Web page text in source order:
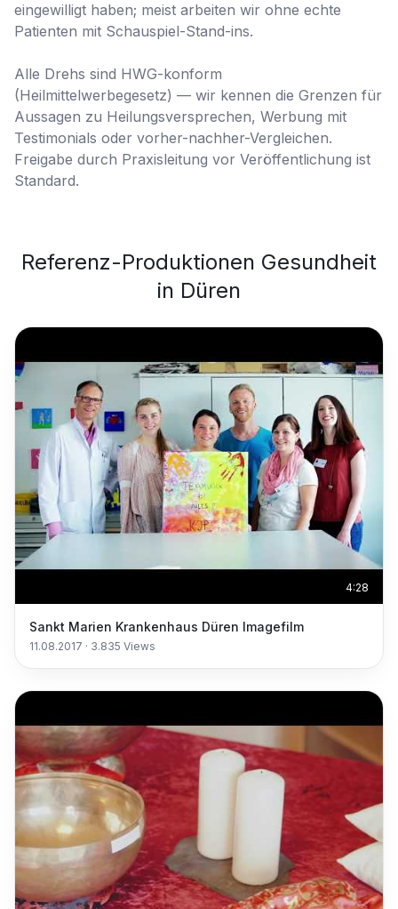
eingewilligt haben; meist arbeiten wir ohne echte
Patienten mit Schauspiel-Stand-ins.
Alle Drehs sind HWG-konform
(Heilmittelwerbegesetz) — wir kennen die Grenzen für
Aussagen zu Heilungsversprechen, Werbung mit
Testimonials oder vorher-nachher-Vergleichen.
Freigabe durch Praxisleitung vor Veröffentlichung ist
Standard.
Referenz-Produktionen Gesundheit
in Düren
4:28
Sankt Marien Krankenhaus Düren Imagefilm
11.08.2017 · 3.835 Views